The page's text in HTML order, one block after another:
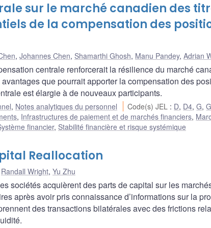
sur le marché canadien des
de la compensation des
, Johannes Chen, Shamarthi Ghosh, Manu Pandey, Adrian
centrale renforcerait la résilience du marché
que pourrait apporter la compensation des
est élargie à de nouveaux participants.
, Notes analytiques du personnel Code(s) JEL : D, D4,G,
, Infrastructures de paiement et de marchés financiers,
financier, Stabilité financière et risque systémique
Reallocation
Randall Wright, Yu Zhu
sociétés acquièrent des parts de capital sur les
après avoir pris connaissance d’informations sur la
des transactions bilatérales avec des frictions